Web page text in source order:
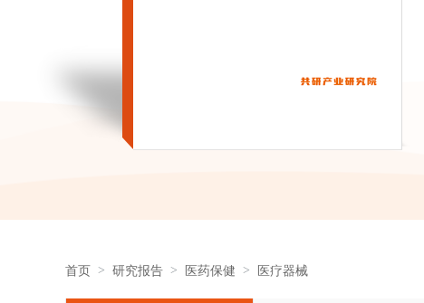
首页 研究报告 医药保健 医疗器械